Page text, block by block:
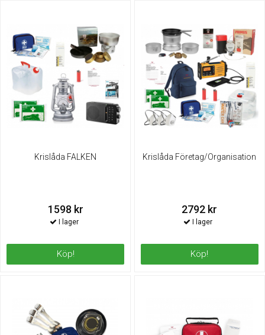
Krislåda FALKEN
1598 kr
Köp!
Krislåda Företag/Organisation
2792 kr
Köp!